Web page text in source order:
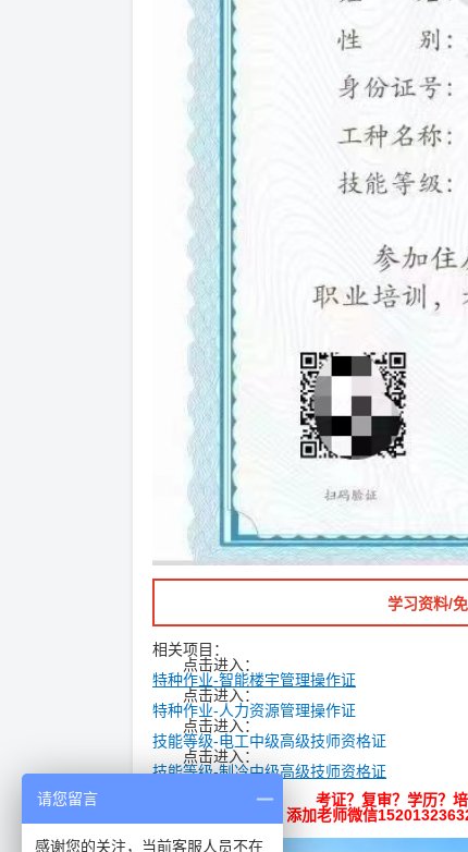
学习资料/
相关项目：
点击进入：
特种作业-智能楼宇管理操作证
点击进入：
特种作业-人力资源管理操作证
点击进入：
技能等级-电工中级高级技师资格证
点击进入：
技能等级-制冷中级高级技师资格证
考证？复审？学历？
添加老师微信
请您留言
感谢您的关注，当前客服人员不在